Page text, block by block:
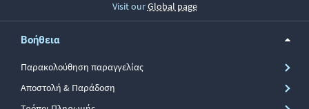
Visit ourGlobal page
Βοήθεια
Παρακολούθηση παραγγελίας
Αποστολή & Παράδοση